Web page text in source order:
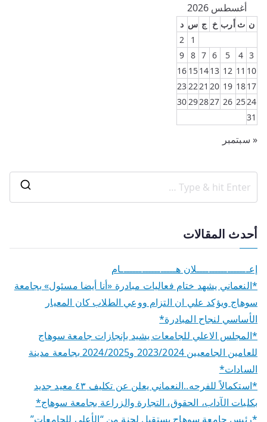
أغسطس 2026
ن ث أرب خ ج س د
1
2
3
4
5
6
7
8
9
10
11
12
13
14
15
16
17
18
19
20
21
22
23
24
25
26
27
28
29
30
31
« سبتمبر
أحدث المقالات
إعـــــــــــــــــلان هــــــــــــــــــام
*النعماني يشهد ختام فعاليات مبادرة «أنا أيضا مسئول» بجامعة
سوهاج ويؤكد علي ان التزام ووعي الطلاب كان المعيار
الأساسي لنجاح المبادرة*
*المجلس الاعلي للجامعات يشيد بإنجازات جامعة سوهاج
للعامين الجامعيين 2023/2024 و2024/2025 بجامعة مدينة
السادات*
*استكمالاً للفرحه..النعماني يعلن عن تكليف ٤٣ معيد جديد
بكليات الآداب، الحقوق، التجارة والزراعة بجامعة سوهاج*
*رئيس جامعة سوهاج يستقبل لجنة من “الأعلى للجامعات”